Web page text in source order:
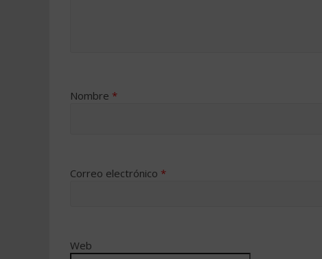
Nombre *
Correo electrónico *
Web